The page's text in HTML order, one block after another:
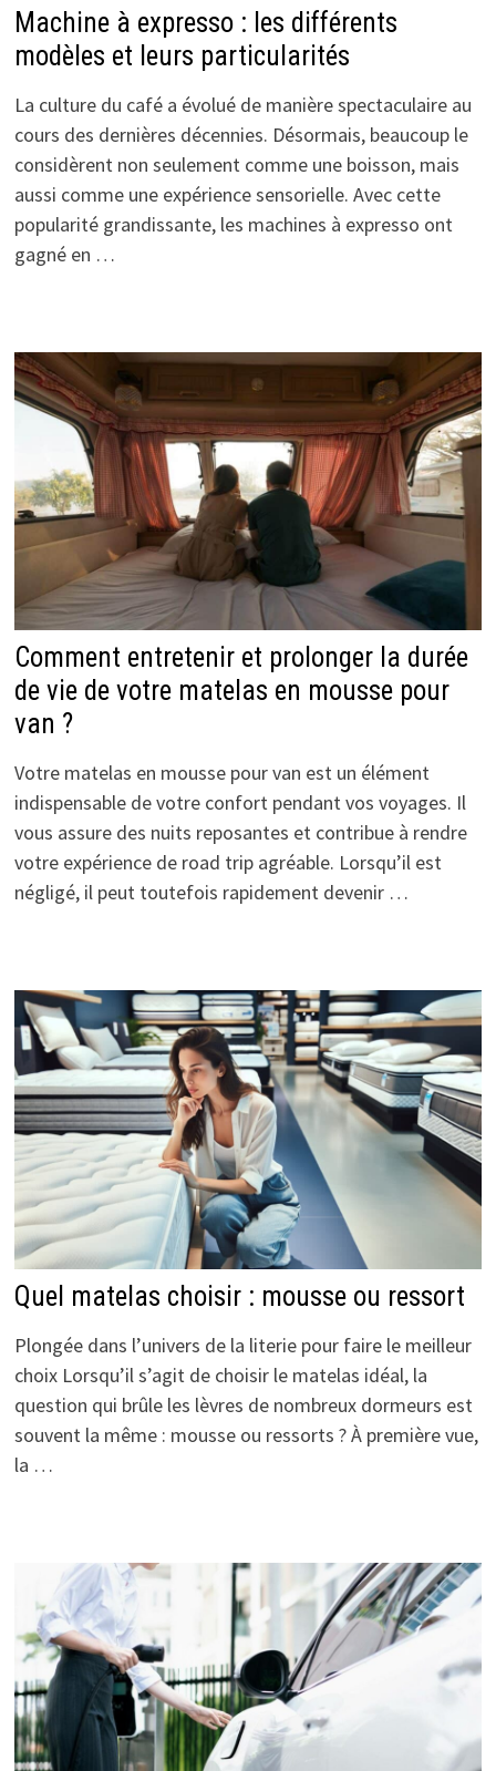
Machine à expresso : les différents
modèles et leurs particularités
La culture du café a évolué de manière spectaculaire au
cours des dernières décennies. Désormais, beaucoup le
considèrent non seulement comme une boisson, mais
aussi comme une expérience sensorielle. Avec cette
popularité grandissante, les machines à expresso ont
gagné en …
Comment entretenir et prolonger la durée
de vie de votre matelas en mousse pour
van ?
Votre matelas en mousse pour van est un élément
indispensable de votre confort pendant vos voyages. Il
vous assure des nuits reposantes et contribue à rendre
votre expérience de road trip agréable. Lorsqu’il est
négligé, il peut toutefois rapidement devenir …
Quel matelas choisir : mousse ou ressort
Plongée dans l’univers de la literie pour faire le meilleur
choix Lorsqu’il s’agit de choisir le matelas idéal, la
question qui brûle les lèvres de nombreux dormeurs est
souvent la même : mousse ou ressorts ? À première vue,
la …